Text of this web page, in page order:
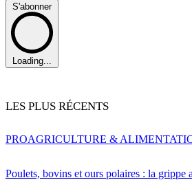
S'abonner
Loading...
LES PLUS RÉCENTS
Poulets, bovins et ours polaires : la grippe
PROAGRICULTURE &